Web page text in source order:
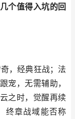
个值得入坑的回
，经典狂战；法
宠，无需辅助，
之时，觉醒再续
终章战域能否称